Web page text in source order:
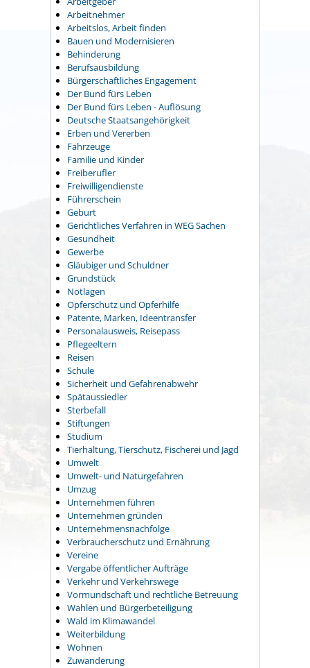
Arbeitnehmer
Arbeitslos, Arbeit finden
Bauen und Modernisieren
Behinderung
Berufsausbildung
Bürgerschaftliches Engagement
Der Bund fürs Leben
Der Bund fürs Leben - Auflösung
Deutsche Staatsangehörigkeit
Erben und Vererben
Fahrzeuge
Familie und Kinder
Freiberufler
Freiwilligendienste
Führerschein
Geburt
Gerichtliches Verfahren in WEG Sachen
Gesundheit
Gewerbe
Gläubiger und Schuldner
Grundstück
Notlagen
Opferschutz und Opferhilfe
Patente, Marken, Ideentransfer
Personalausweis, Reisepass
Pflegeeltern
Reisen
Schule
Sicherheit und Gefahrenabwehr
Spätaussiedler
Sterbefall
Stiftungen
Studium
Tierhaltung, Tierschutz, Fischerei und Jagd
Umwelt
Umwelt- und Naturgefahren
Umzug
Unternehmen führen
Unternehmen gründen
Unternehmensnachfolge
Verbraucherschutz und Ernährung
Vereine
Vergabe öffentlicher Aufträge
Verkehr und Verkehrswege
Vormundschaft und rechtliche Betreuung
Wahlen und Bürgerbeteiligung
Wald im Klimawandel
Weiterbildung
Wohnen
Zuwanderung